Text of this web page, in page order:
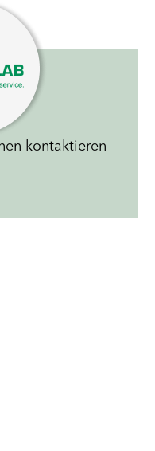
kontaktieren